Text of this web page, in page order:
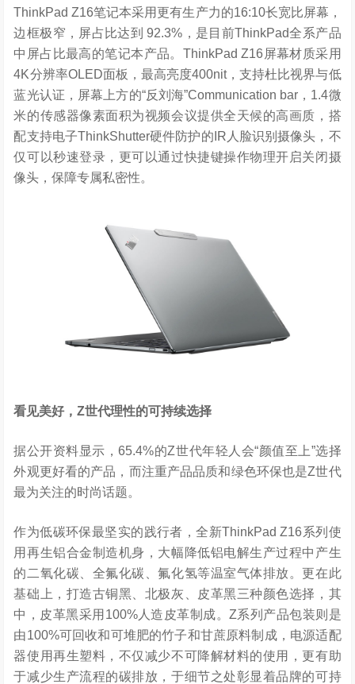
ThinkPad Z16笔记本采用更有生产力的16:10长宽比屏幕，
边框极窄，屏占比达到 92.3%，是目前ThinkPad全系产品
中屏占比最高的笔记本产品。ThinkPad Z16屏幕材质采用
4K分辨率OLED面板，最高亮度400nit，支持杜比视界与低
蓝光认证，屏幕上方的“反刘海”Communication bar，1.4微
米的传感器像素面积为视频会议提供全天候的高画质，搭
配支持电子ThinkShutter硬件防护的IR人脸识别摄像头，不
仅可以秒速登录，更可以通过快捷键操作物理开启关闭摄
像头，保障专属私密性。
看见美好，Z世代理性的可持续选择
据公开资料显示，65.4%的Z世代年轻人会“颜值至上”选择
外观更好看的产品，而注重产品品质和绿色环保也是Z世代
最为关注的时尚话题。
作为低碳环保最坚实的践行者，全新ThinkPad Z16系列使
用再生铝合金制造机身，大幅降低铝电解生产过程中产生
的二氧化碳、全氟化碳、氟化氢等温室气体排放。更在此
基础上，打造古铜黑、北极灰、皮革黑三种颜色选择，其
中，皮革黑采用100%人造皮革制成。Z系列产品包装则是
由100%可回收和可堆肥的竹子和甘蔗原料制成，电源适配
器使用再生塑料，不仅减少不可降解材料的使用，更有助
于减少生产流程的碳排放，于细节之处彰显着品牌的可持